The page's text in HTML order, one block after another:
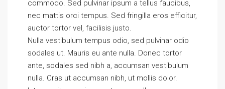
commodo. Sed pulvinar ipsum a tellus faucibus,
nec mattis orci tempus. Sed fringilla eros efficitur,
auctor tortor vel, facilisis justo.
Nulla vestibulum tempus odio, sed pulvinar odio
sodales ut. Mauris eu ante nulla. Donec tortor
ante, sodales sed nibh a, accumsan vestibulum
nulla. Cras ut accumsan nibh, ut mollis dolor.